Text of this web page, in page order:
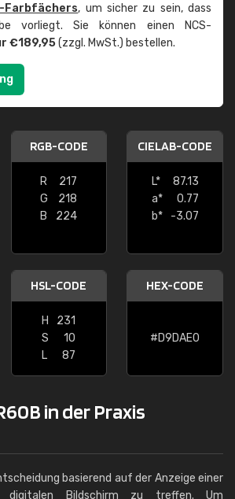
Farbfächers, um sicher zu sein, dass
vorliegt. Sie können einen NCS-
€189,95(zzgl. MwSt.) bestellen.
RGB-CODE
R
217
G
218
B
224
CIELAB-CODE
L*
87.13
a*
0.77
b*
-3.07
HSL-CODE
H
231
S
10
L
87
HEX-CODE
#D9DAE0
in der Praxis
basierend auf der Anzeige einer
digitalen Bildschirm zu treffen. Um